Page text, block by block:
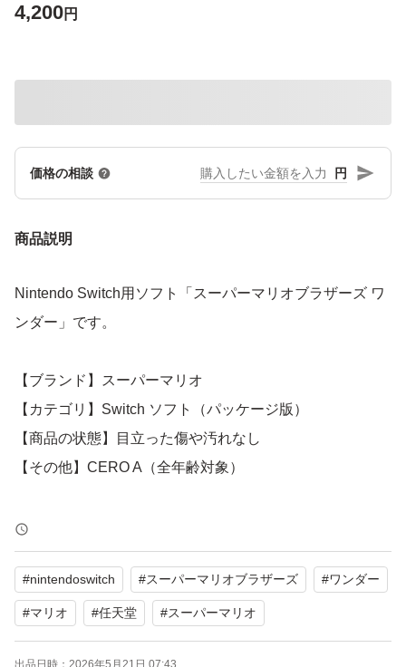
4,200円
価格の相談 円
商品説明
Nintendo Switch用ソフト「スーパーマリオブラザーズ ワ
ンダー」です。
【ブランド】スーパーマリオ
【カテゴリ】Switch ソフト（パッケージ版）
【商品の状態】目立った傷や汚れなし
【その他】CERO A（全年齢対象）
よろしくお願いいたします。
#nintendoswitch #スーパーマリオブラザーズ #ワンダー
#マリオ #任天堂 #スーパーマリオ